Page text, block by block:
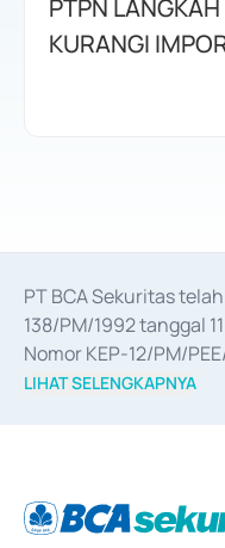
PTPN
KURANGI
PT BCA Sekuritas
138/PM/1992 tanggal
Nomor KEP-12/PM/
merger, akuisisi,
LIHAT SELENGKAPNYA